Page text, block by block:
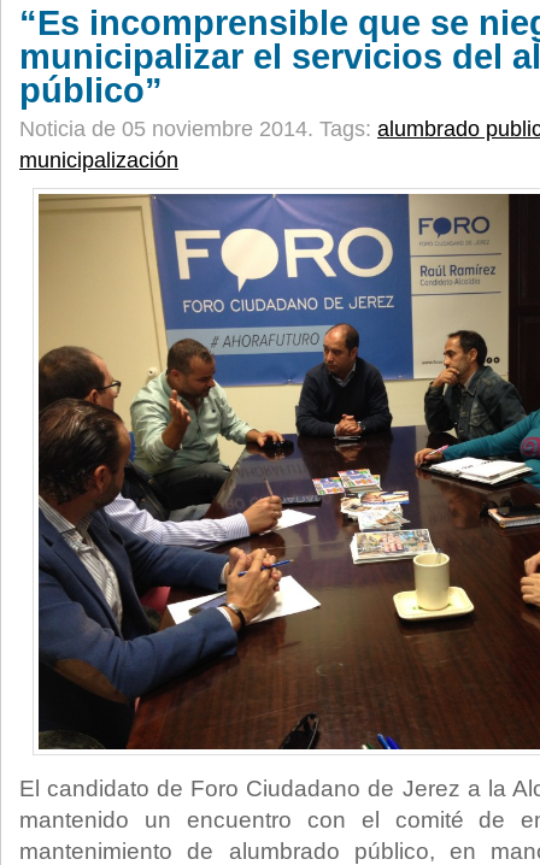
“Es incomprensible que se
municipalizar el servicios del
público”
Noticia de 05 noviembre 2014. Tags: alumbrado
municipalización
El candidato de Foro Ciudadano de Jerez a la
mantenido un encuentro con el comité de
mantenimiento de alumbrado público, en